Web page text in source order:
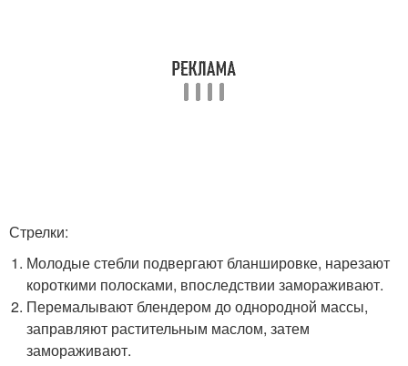
Стрелки:
Молодые стебли подвергают бланшировке, нарезают
короткими полосками, впоследствии замораживают.
Перемалывают блендером до однородной массы,
заправляют растительным маслом, затем
замораживают.